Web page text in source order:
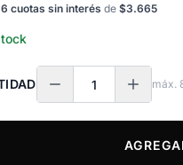
6 cuotas sin interés de $3.665
máx.